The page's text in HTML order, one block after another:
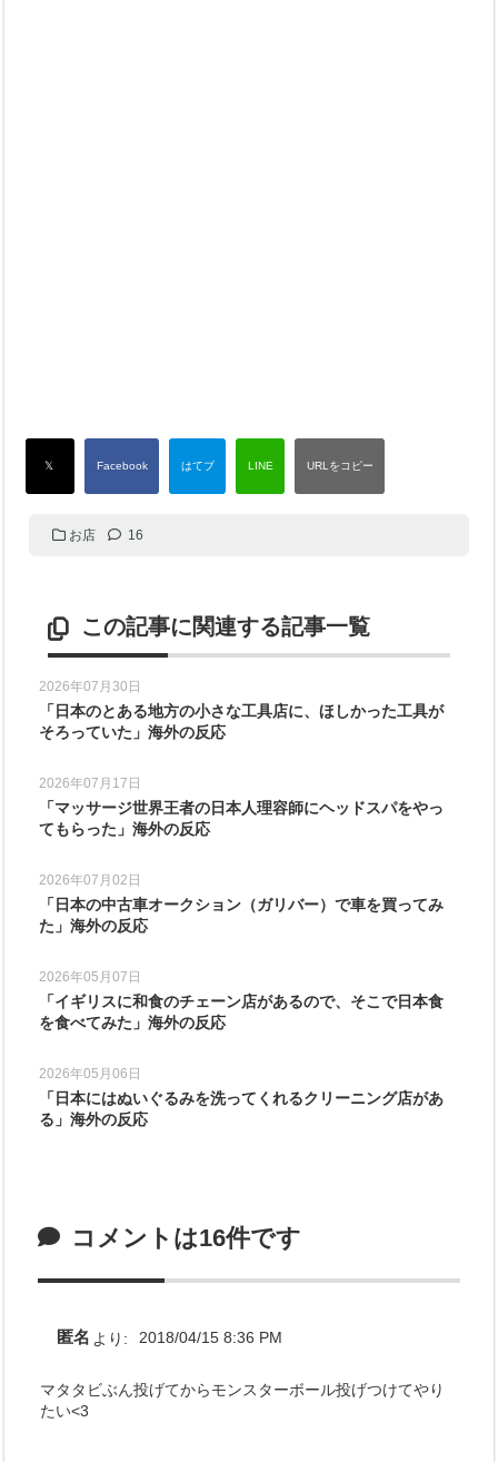
お店 16
この記事に関連する記事一覧
2026年07月30日
「日本のとある地方の小さな工具店に、ほしかった工具が
そろっていた」海外の反応
2026年07月17日
「マッサージ世界王者の日本人理容師にヘッドスパをやっ
てもらった」海外の反応
2026年07月02日
「日本の中古車オークション（ガリバー）で車を買ってみ
た」海外の反応
2026年05月07日
「イギリスに和食のチェーン店があるので、そこで日本食
を食べてみた」海外の反応
2026年05月06日
「日本にはぬいぐるみを洗ってくれるクリーニング店があ
る」海外の反応
コメントは16件です
匿名 より: 2018/04/15 8:36 PM
マタタビぶん投げてからモンスターボール投げつけてやり
たい<3